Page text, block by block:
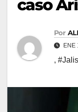
caso
Por
ENE
,